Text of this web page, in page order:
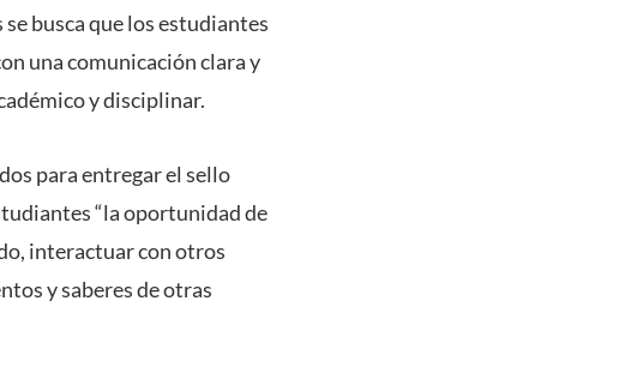
busca que los estudiantes
una comunicación clara y
y disciplinar.
para entregar el sello
“la oportunidad de
interactuar con otros
y saberes de otras